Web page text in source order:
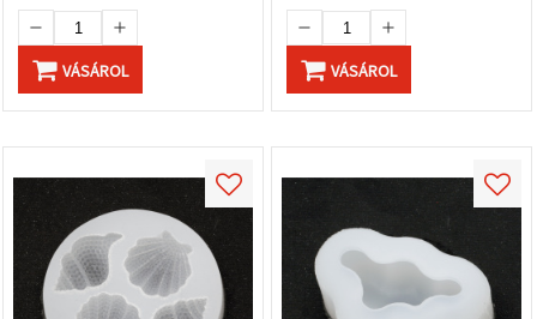
VÁSÁROL VÁSÁROL